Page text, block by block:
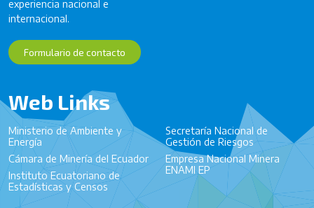
experiencia nacional e
internacional.
Formulario de contacto
Web Links
Ministerio de Ambiente y
Energía
Cámara de Minería del Ecuador
Instituto Ecuatoriano de
Estadísticas y Censos
Secretaría Nacional de
Gestión de Riesgos
Empresa Nacional Minera
ENAMI EP